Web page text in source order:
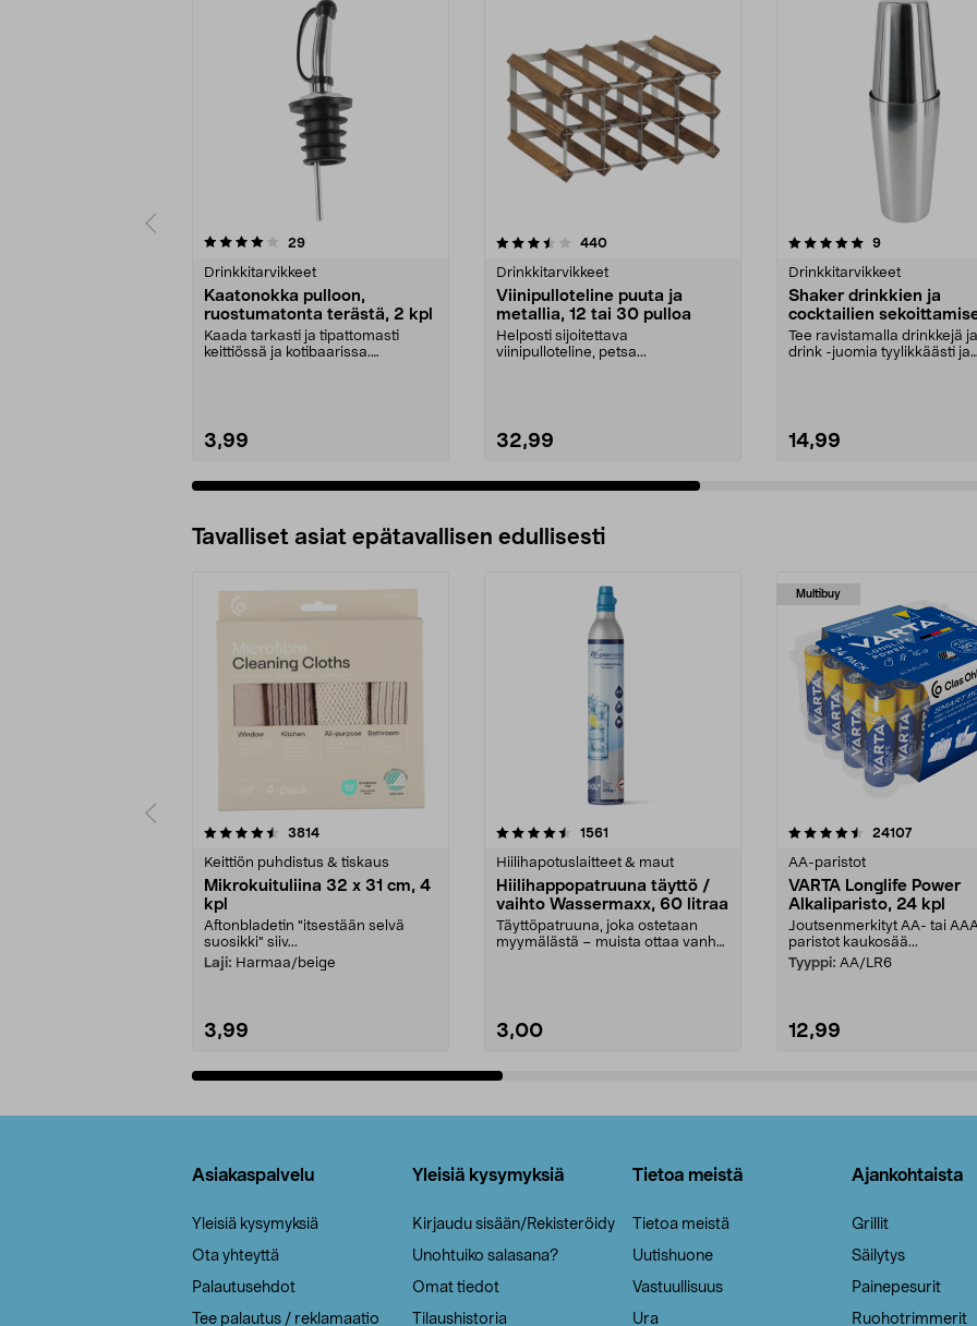
29arvostelut
Drinkkitarvikkeet
Kaatonokka pulloon,
ruostumatonta terästä, 2 kpl
Kaada tarkasti ja tipattomasti
keittiössä ja kotibaarissa.
3,99
3.5 viidestä
440arvostelut
Drinkkitarvikkeet
Viinipulloteline puuta ja
metallia, 12 tai 30 pulloa
Helposti sijoitettava
viinipulloteline, petsa...
32,99
5.0 viidestä
9arvostelut
Drinkkitarvikkeet
Shaker drinkkien ja
cocktailien
ruostumaton teräs 55
cl
Tee ravistamalla drinkkejä
drink -juomia tyylikkäästi ja
14,99
4.0 viidestä
Tavalliset asiat epätavallisen edullisesti
3814arvostelut
Keittiön puhdistus & tiskaus
Mikrokuituliina 32 x 31 cm, 4
kpl
Aftonbladetin "itsestään selvä
suosikki" siiv...
Laji: Harmaa/beige
3,99
4.5viidestä
1561
Hiilihapotuslaitteet & maut
Hiilihappopatruuna täyttö /
vaihto Wassermaxx, 60 litraa
Täyttöpatruuna, joka ostetaan
myymälästä – muista ottaa vanha
3,00
Multibuy
4.5viidestä
24107arvostelut
AA-paristot
VARTA Longlife Power
Alkaliparisto, 24 kpl
Joutsenmerkityt AA- tai
paristot kaukosää...
Tyyppi: AA/LR6
12,99
4.5viidestä
Asiakaspalvelu
Yleisiä kysymyksiä
Ota yhteyttä
Palautusehdot
Tee palautus / reklamaatio
Yleisiä kysymyksiä
Kirjaudu sisään/Rekisteröidy
Unohtuiko salasana?
Omat tiedot
Tilaushistoria
Tietoa meistä
Tietoa meistä
Uutishuone
Vastuullisuus
Ura
Ajankohtaista
Grillit
Säilytys
Painepesurit
Ruohotrimmerit